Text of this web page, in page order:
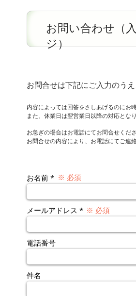
お問い合わせ（
ジ）
お問合せは下記にご入力のうえ
内容によっては回答をさしあげるのにお
また、休業日は翌営業日以降の対応とな
お急ぎの場合はお電話にてお問合せくださ
お問合せの内容により、お電話にてご連
※ 必須
※ 必須
お名前
メールアドレス
電話番号
件名